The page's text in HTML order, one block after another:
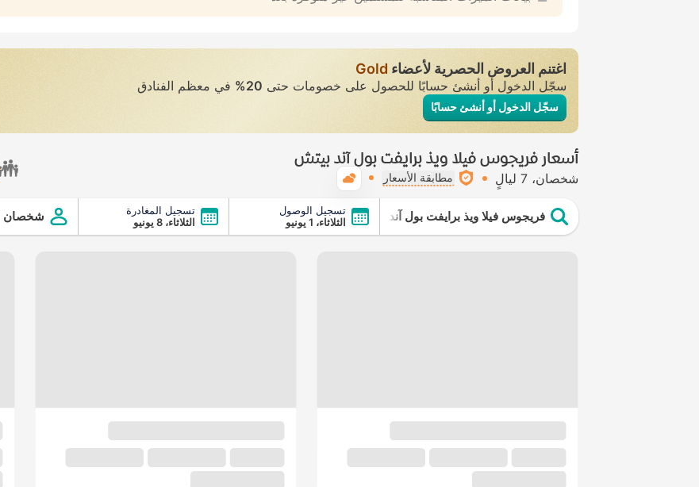
اغتنم العروض الحصرية لأعضاء Gold
سجّل الدخول أو أنشئ حسابًا للحصول على خصومات حتى 20% في معظم الفنادق
سجّل الدخول أو أنشئ حسابًا
أسعار فريجوس فيلا ويذ برايفت بول آند بيتش
شخصان 7 ليالٍ مطابقة الأسعار
فريجوس فيلا ويذ برايفت بول آند بيتش
تسجيل الوصول
الثلاثاء، 1 يونيو
تسجيل المغادرة
الثلاثاء، 8 يونيو
شخصان